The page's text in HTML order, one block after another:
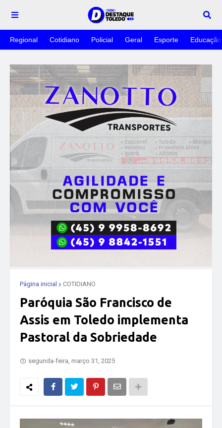
Regional Cotidiano Policial Geral Esporte Educação
Página inicial COTIDIANO
Paróquia São Francisco de
Assis em Toledo implementa
Pastoral da Sobriedade
segunda-feira, março 31, 2025